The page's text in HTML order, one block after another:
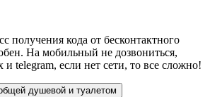
получения кода от бесконтактного
На мобильный не дозвониться,
и telegram, если нет сети, то все сложно!
душевой и туалетом